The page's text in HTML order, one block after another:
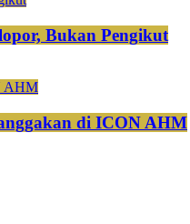
Bukan Pengikut
di ICON AHM